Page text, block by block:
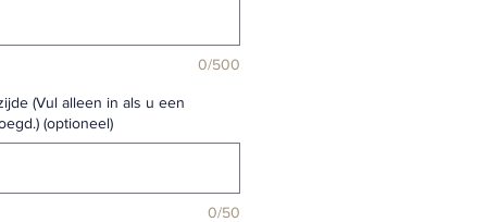
0/500
(Vul alleen in als u een
(optioneel)
0/50